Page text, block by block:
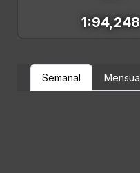
1:94,248
Semanal Mensual